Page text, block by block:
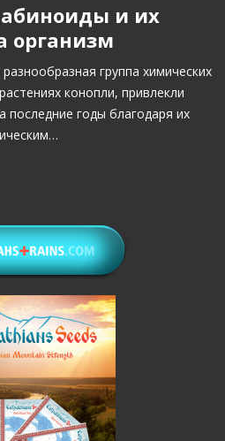
и их
организм
группа химических
конопли, привлекли
последние годы благодаря их